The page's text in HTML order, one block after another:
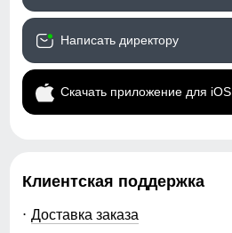
Написать директору
Скачать приложение для iOS
Клиентская поддержка
Доставка заказа